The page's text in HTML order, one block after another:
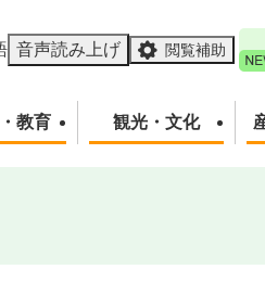
音声読み上げ 閲覧補助
教育 観光・文化